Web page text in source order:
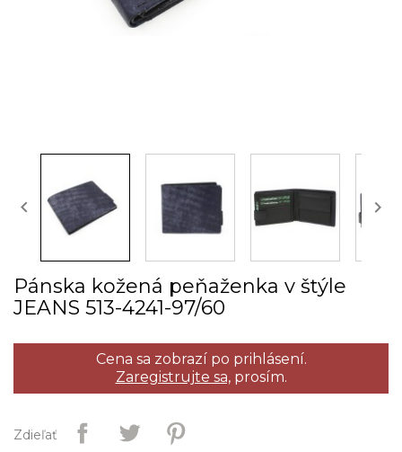
 
Pánska kožená peňaženka v štýle
JEANS 513­-4241­-97/60
Cena sa zobrazí po prihlásení.
Zaregistrujte sa,prosím.
Zdieľať